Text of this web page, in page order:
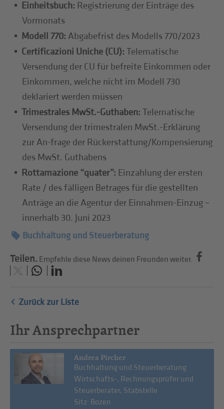
Einheitsbuch: Registrierung der Einträge des
Vormonats
Modell 770: Abgabefrist des Modells 770/2023
Certificazioni Uniche (CU): Telematische
Versendung der CU für befreite Einkommen oder
Einkommen, welche nicht im Modell 730
deklariert werden müssen
Trimestrales MwSt.-Guthaben:Telematische
Versendung der trimestralen MwSt.-Erklärung
zur An-frage der Rückerstattung/Kompensierung
des MwSt. Guthabens
Rottamazione “quater”: Einzahlung der ersten
Rate / des fälligen Betrages für die gestellten
Anträge an die Agentur der Einnahmen-Einzug –
innerhalb 30. Juni 2023
Buchhaltung und Steuerberatung
Teilen. Empfehle diese News deinen Freunden weiter.
Zurück zur Liste
Ihr Ansprechpartner
Andrea Pircher
Buchhaltung und Steuerberatung
Wirtschafts-, Rechnungsprüfer und
Steuerberater, Stabstelle
Sitz: Bozen